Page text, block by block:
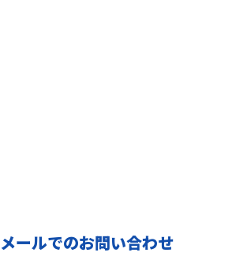
メールでのお問い合わせ